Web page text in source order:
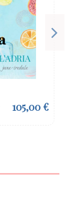
105,00 €